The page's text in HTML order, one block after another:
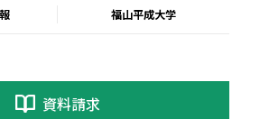
福山平成大学
資料請求